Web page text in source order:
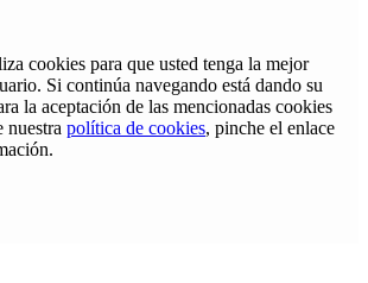
cookies para que usted tenga la mejor
Si continúa navegando está dando su
la aceptación de las mencionadas cookies
nuestra política de cookies, pinche el enlace